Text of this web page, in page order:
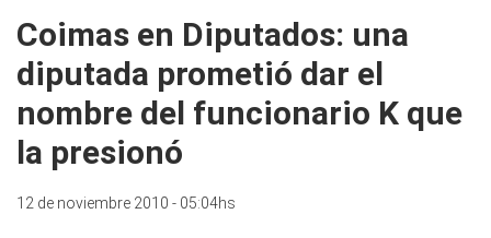
Coimas en Diputados: una
diputada prometió dar el
nombre del funcionario K que
la presionó
12 de noviembre 2010 - 05:04hs